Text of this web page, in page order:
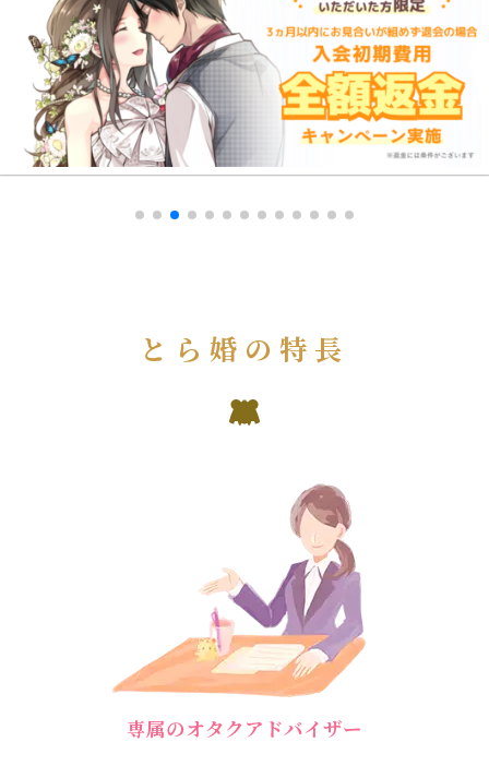
とら婚の特長
専属のオタクアドバイザー